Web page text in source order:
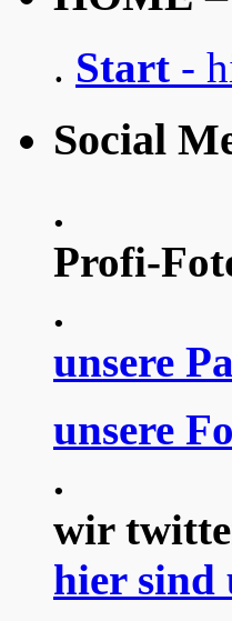
. Start -
Social
.
Profi-
.
unsere
unsere
.
wir
hier sind